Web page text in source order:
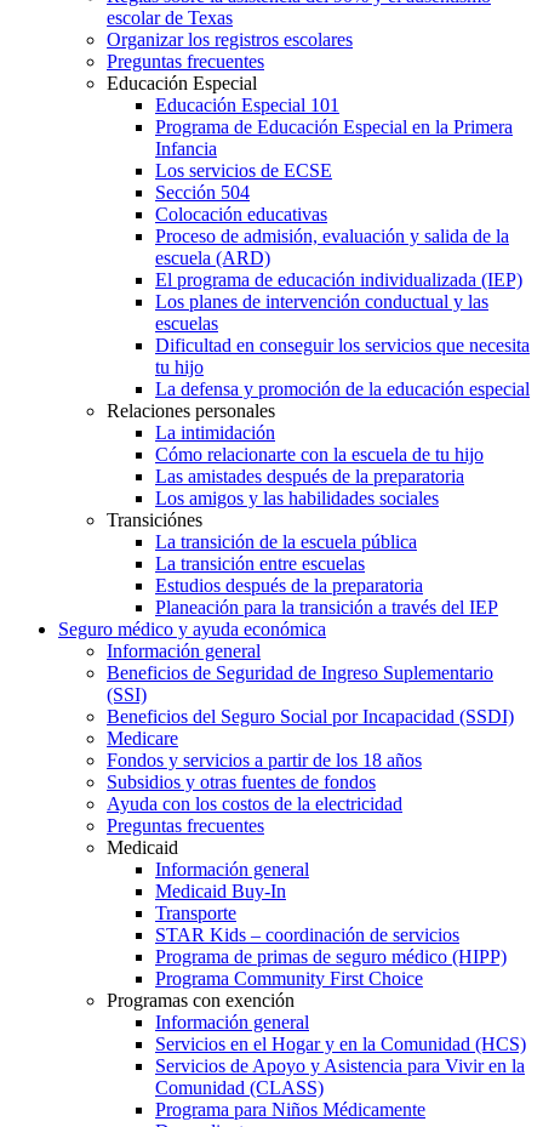
escolar de Texas
Organizar los registros escolares
Preguntas frecuentes
Educación Especial
Educación Especial 101
Programa de Educación Especial en la Primera
Infancia
Los servicios de ECSE
Sección 504
Colocación educativas
Proceso de admisión, evaluación y salida de la
escuela (ARD)
El programa de educación individualizada (IEP)
Los planes de intervención conductual y las
escuelas
Dificultad en conseguir los servicios que necesita
tu hijo
La defensa y promoción de la educación especial
Relaciones personales
La intimidación
Cómo relacionarte con la escuela de tu hijo
Las amistades después de la preparatoria
Los amigos y las habilidades sociales
Transiciónes
La transición de la escuela pública
La transición entre escuelas
Estudios después de la preparatoria
Planeación para la transición a través del IEP
Seguro médico y ayuda económica
Información general
Beneficios de Seguridad de Ingreso Suplementario
(SSI)
Beneficios del Seguro Social por Incapacidad (SSDI)
Medicare
Fondos y servicios a partir de los 18 años
Subsidios y otras fuentes de fondos
Ayuda con los costos de la electricidad
Preguntas frecuentes
Medicaid
Información general
Medicaid Buy-In
Transporte
STAR Kids – coordinación de servicios
Programa de primas de seguro médico (HIPP)
Programa Community First Choice
Programas con exención
Información general
Servicios en el Hogar y en la Comunidad (HCS)
Servicios de Apoyo y Asistencia para Vivir en la
Comunidad (CLASS)
Programa para Niños Médicamente